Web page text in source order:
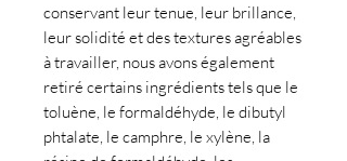
conservant leur tenue, leur brillance,
leur solidité et des textures agréables
à travailler, nous avons également
retiré certains ingrédients tels que le
toluène, le formaldéhyde, le dibutyl
phtalate, le camphre, le xylène, la